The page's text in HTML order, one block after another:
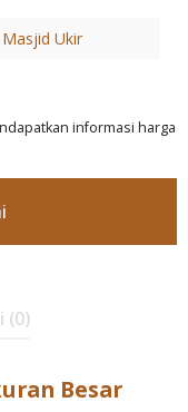
Ukir
informasi harga
(0)
Besar